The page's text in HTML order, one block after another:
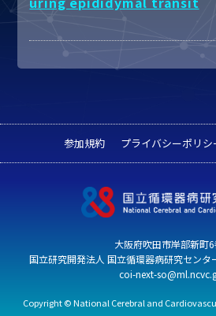
参加規約 プライバシーポリシ
大阪府吹田市岸部新町
国立研究開発法人 国立循環器病研究セン
coi-next-
Copyright © National Cerebral and